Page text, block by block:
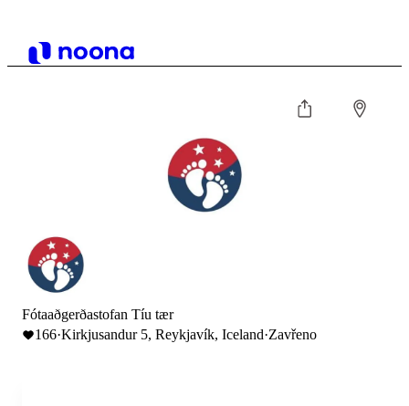
Fótaaðgerðastofan Tíu tær
166·Kirkjusandur 5, Reykjavík, Iceland·Zavřeno